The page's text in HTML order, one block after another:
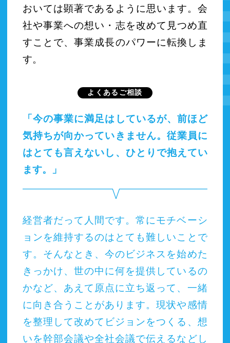
おいては顕著であるように思います。会
社や事業への想い・志を改めて見つめ直
すことで、事業成長のパワーに転換しま
す。
よくあるご相談
「今の事業に満足はしているが、前ほど
気持ちが向かっていきません。従業員に
はとても言えないし、ひとりで抱えてい
ます。」
経営者だって人間です。常にモチベーシ
ョンを維持するのはとても難しいことで
す。そんなとき、今のビジネスを始めた
きっかけ、世の中に何を提供しているの
かなど、あえて原点に立ち返って、一緒
に向き合うことがあります。現状や感情
を整理して改めてビジョンをつくる、想
いを幹部会議や全社会議で伝えるなどし